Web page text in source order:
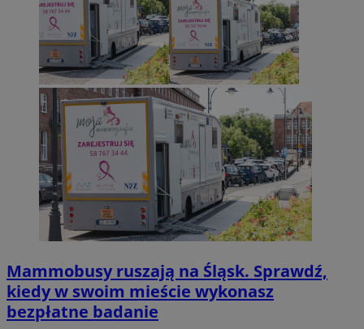
Mammobusy ruszają na Śląsk. Sprawdź,
kiedy w swoim mieście wykonasz
bezpłatne badanie